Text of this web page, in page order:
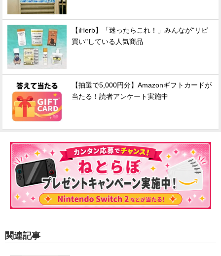
【iHerb】「迷ったらこれ！」みんなが"リピ
買い"している人気商品
【抽選で5,000円分】Amazonギフトカードが
当たる！読者アンケート実施中
関連記事